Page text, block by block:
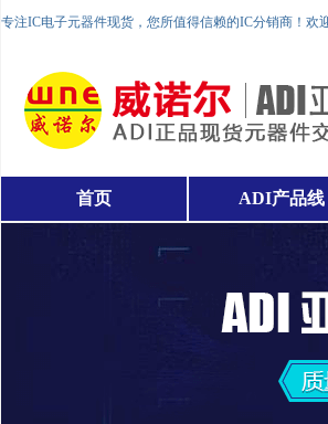
专注IC电子元器件现货，您所值得信赖的IC分销商！
首页 ADI产品线